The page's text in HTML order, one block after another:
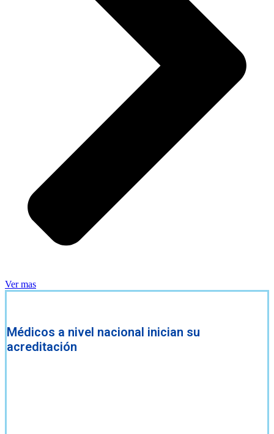
Ver mas
Médicos a nivel nacional inician su
acreditación